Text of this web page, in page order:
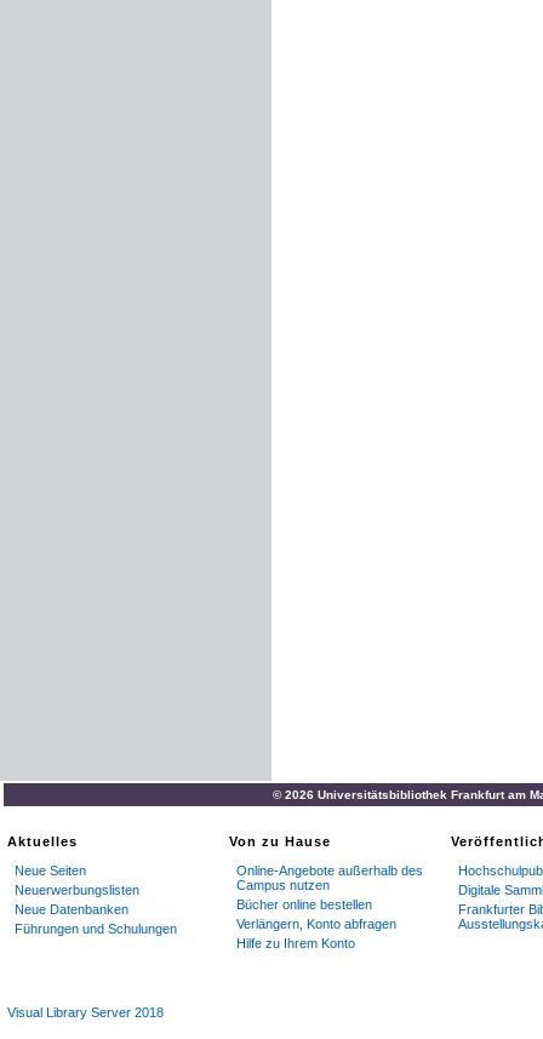
© 2026 Universitätsbibliothek Frankfurt am
Aktuelles
Neue Seiten
Neuerwerbungslisten
Neue Datenbanken
Führungen und Schulungen
Von zu Hause
Online-Angebote außerhalb des
Campus nutzen
Bücher online bestellen
Verlängern, Konto abfragen
Hilfe zu Ihrem Konto
Digitale
Frankfurter
Visual Library Server 2018